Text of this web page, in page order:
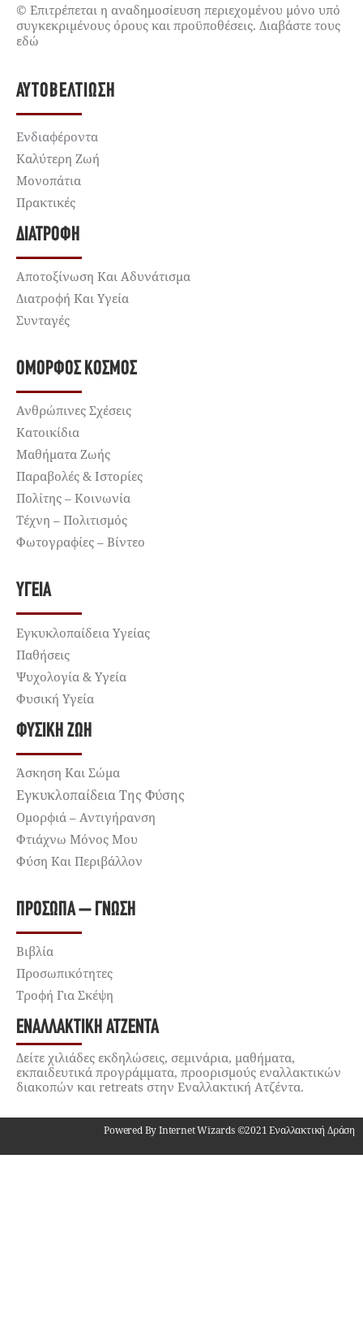
© Επιτρέπεται η αναδημοσίευση περιεχομένου μόνο υπό
συγκεκριμένους όρους και προϋποθέσεις. Διαβάστε τους
εδώ
ΑΥΤΟΒΕΛΤΊΩΣΗ
Ενδιαφέροντα
Καλύτερη Ζωή
Μονοπάτια
Πρακτικές
ΔΙΑΤΡΟΦΉ
Αποτοξίνωση Και Αδυνάτισμα
Διατροφή Και Υγεία
Συνταγές
ΌΜΟΡΦΟΣ ΚΌΣΜΟΣ
Ανθρώπινες Σχέσεις
Κατοικίδια
Μαθήματα Ζωής
Παραβολές & Ιστορίες
Πολίτης – Κοινωνία
Τέχνη – Πολιτισμός
Φωτογραφίες – Βίντεο
ΥΓΕΊΑ
Εγκυκλοπαίδεια Υγείας
Παθήσεις
Ψυχολογία & Υγεία
Φυσική Υγεία
ΦΥΣΙΚΉ ΖΩΉ
Άσκηση Και Σώμα
Εγκυκλοπαίδεια Της Φύσης
Ομορφιά – Αντιγήρανση
Φτιάχνω Μόνος Μου
Φύση Και Περιβάλλον
ΠΡΌΣΩΠΑ – ΓΝΏΣΗ
Βιβλία
Προσωπικότητες
Τροφή Για Σκέψη
ΕΝΑΛΛΑΚΤΙΚΉ ΑΤΖΈΝΤΑ
Δείτε χιλιάδες εκδηλώσεις, σεμινάρια, μαθήματα,
εκπαιδευτικά προγράμματα, προορισμούς εναλλακτικών
διακοπών και retreats στην Εναλλακτική Ατζέντα.
Powered By Internet Wizards ©2021 Εναλλακτική Δράση